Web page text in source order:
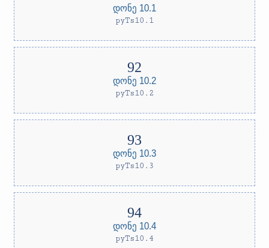
დონე 10.1
pyTs10.1
დონე 10.2
pyTs10.2
დონე 10.3
pyTs10.3
დონე 10.4
pyTs10.4